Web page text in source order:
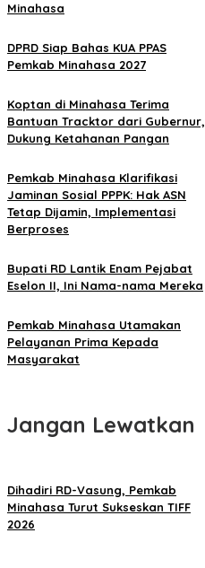
Minahasa
DPRD Siap Bahas KUA PPAS
Pemkab Minahasa 2027
Koptan di Minahasa Terima
Bantuan Tracktor dari Gubernur,
Dukung Ketahanan Pangan
Pemkab Minahasa Klarifikasi
Jaminan Sosial PPPK: Hak ASN
Tetap Dijamin, Implementasi
Berproses
Bupati RD Lantik Enam Pejabat
Eselon II, Ini Nama-nama Mereka
Pemkab Minahasa Utamakan
Pelayanan Prima Kepada
Masyarakat
Jangan Lewatkan
Dihadiri RD-Vasung, Pemkab
Minahasa Turut Sukseskan TIFF
2026